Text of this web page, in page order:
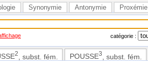
Synonymie Antonymie Proxémie
catégorie :
2 , subst. fém. POUSSE3 , subst. fém.